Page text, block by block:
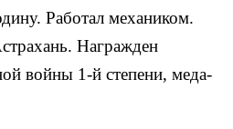
Работал механи­ком.
Награжден
войны 1-й степени, меда­